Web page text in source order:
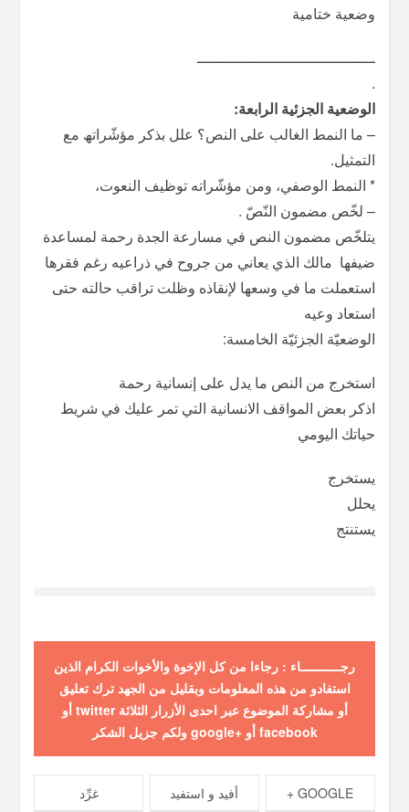
وضعية ختامية
ـــــــــــــــــــــــــــــــــــــــ
.
الوضعیة الجزئیة الرابعة:
– ما النمط الغالب على النص؟ علل بذكر مؤشّراتھ مع
التمثیل.
* النمط الوصفي، ومن مؤشّراته توظیف النعوت،
– لخّص مضمون النّصّ .
یتلخّص مضمون النص في مسارعة الجدة رحمة لمساعدة
ضيفها مالك الذي يعاني من جروح في ذراعيه رغم فقرها
استعملت ما في وسعها لإنقاذه وظلت تراقب حالته حتى
استعاد وعيه
الوضعیّة الجزئیّة الخامسة:
استخرج من النص ما يدل على إنسانية رحمة
اذكر بعض المواقف الانسانية التي تمر عليك في شريط
حياتك اليومي
يستخرج
يحلل
يستنتج
رجـــــــــــاء : رجاءا من كل الإخوة والأخوات الكرام الذين
استفادو من هذه المعلومات وبقليل من الجهد ترك تعليق
أو مشاركة الموضوع عبر احدى الأزرار الثلاثة twitter أو
facebook أو +google ولكم جزيل الشكر
غرِّد أفيد و استفيد
GOOGLE +